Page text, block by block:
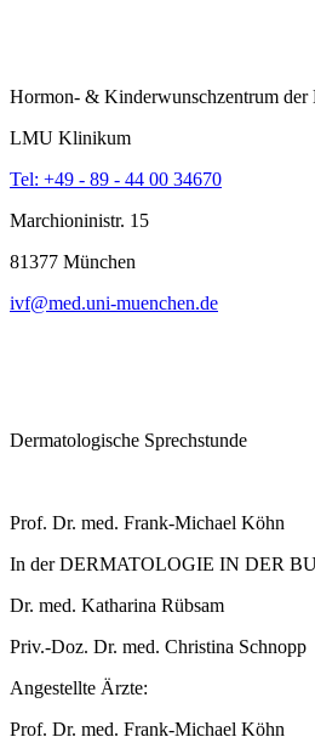
Hormon- & Kinderwunschzentrum
LMU Klinikum
Tel: +49 - 89 - 44 00 34670
Marchioninistr. 15
81377 München
ivf@med.uni-muenchen.de
Dermatologische Sprechstunde
Prof. Dr. med. Frank-Michael Köhn
In der DERMATOLOGIE IN DER
Dr. med. Katharina Rübsam
Priv.-Doz. Dr. med. Christina Schnopp
Angestellte Ärzte:
Prof. Dr. med. Frank-Michael Köhn